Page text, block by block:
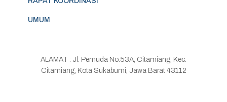
UMUM
ALAMAT : Jl. Pemuda No.53A, Citamiang, Kec.
Citamiang, Kota Sukabumi, Jawa Barat 43112